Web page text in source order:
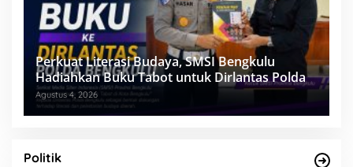
Perkuat Literasi Budaya, SMSI Bengkulu
Hadiahkan Buku Tabot untuk Dirlantas Polda
Agustus 4, 2026
Politik